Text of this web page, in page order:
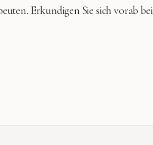
Erkundigen Sie sich vorab